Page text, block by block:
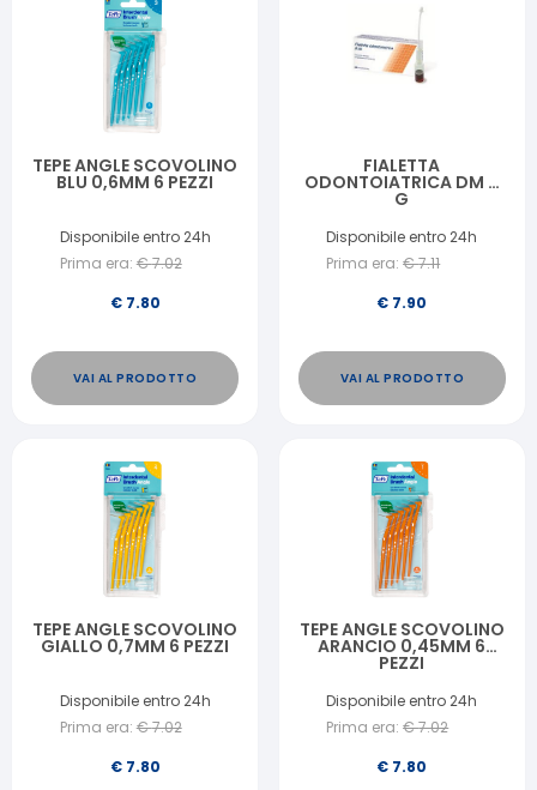
TEPE ANGLE SCOVOLINO
BLU 0,6MM 6 PEZZI
Disponibile entro 24h
Prima era: €7.02
€ 7.80
VAI AL PRODOTTO
FIALETTA
ODONTOIATRICA DM 4
G
Disponibile entro 24h
Prima era: €7.11
€ 7.90
VAI AL PRODOTTO
TEPE ANGLE SCOVOLINO
GIALLO 0,7MM 6 PEZZI
Disponibile entro 24h
Prima era: €7.02
€ 7.80
TEPE ANGLE SCOVOLINO
ARANCIO 0,45MM 6
PEZZI
Disponibile entro 24h
Prima era: €7.02
€ 7.80